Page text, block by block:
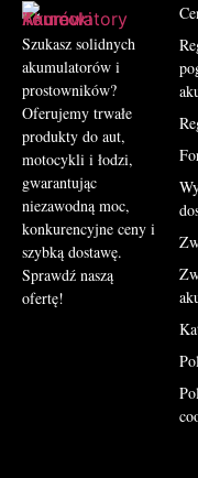
Szukasz solidnych
akumulatorów i
prostowników?
Oferujemy trwałe
produkty do aut,
motocykli i łodzi,
gwarantując
niezawodną moc,
konkurencyjne ceny i
szybką dostawę.
Sprawdź naszą
ofertę!